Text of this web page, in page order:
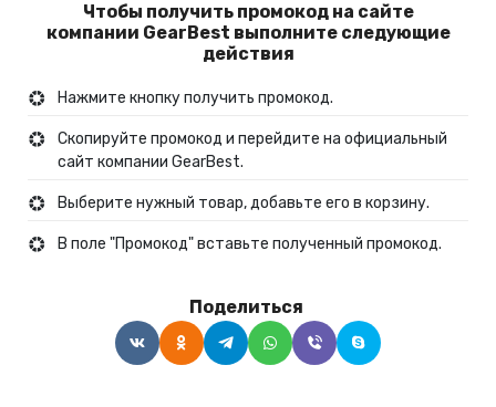
Чтобы получить промокод на сайте
компании GearBest выполните следующие
действия
Нажмите кнопку получить промокод.
Скопируйте промокод и перейдите на официальный
сайт компании GearBest.
Выберите нужный товар, добавьте его в корзину.
В поле "Промокод" вставьте полученный промокод.
Поделиться